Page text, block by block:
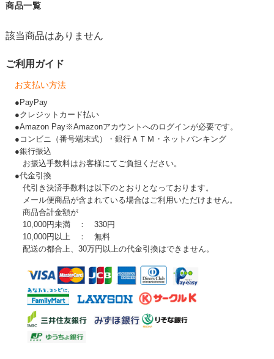
商品一覧
該当商品はありません
ご利用ガイド
お支払い方法
●PayPay
●クレジットカード払い
●Amazon Pay※Amazonアカウントへのログインが必要です。
●コンビニ（番号端末式）・銀行ＡＴＭ・ネットバンキング
●銀行振込
お振込手数料はお客様にてご負担ください。
●代金引換
代引き決済手数料は以下のとおりとなっております。
メール便商品が含まれている場合はご利用いただけません。
商品合計金額が
10,000円未満 ： 330円
10,000円以上 ： 無料
配送の都合上、30万円以上の代金引換はできません。